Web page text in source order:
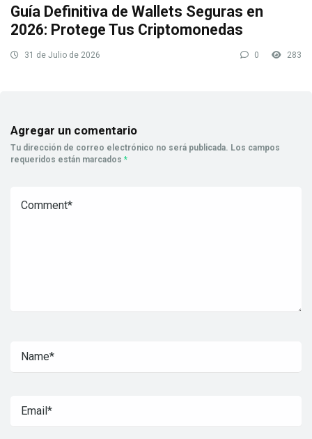
Guía Definitiva de Wallets Seguras en
2026: Protege Tus Criptomonedas
31 de Julio de 2026 0 283
Agregar un comentario
Tu dirección de correo electrónico no será publicada. Los campos
requeridos están marcados *